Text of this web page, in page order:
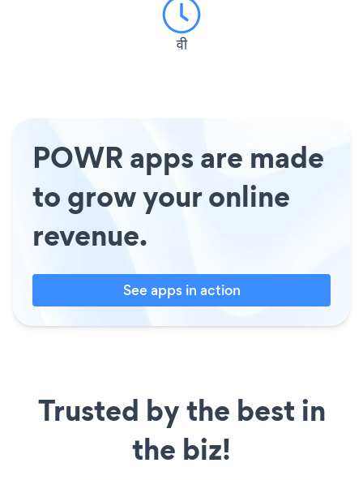
वी
POWR apps are made
to grow your online
revenue.
See apps in action
Trusted by the best in
the biz!